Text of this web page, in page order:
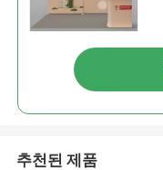
추천된 제품